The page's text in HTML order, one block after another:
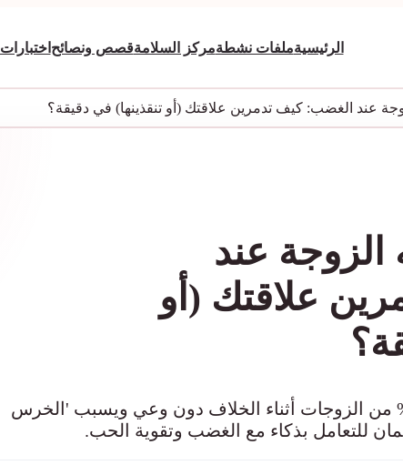
الرئيسيةملفات نشطةمركز السلامةقصص ونصائح اختبارات
عند الغضب: كيف تدمرين علاقتك (أو تنقذينها) في دقيقة؟
الزوجة عند
علاقتك (أو
تعرفين الخطأ الذي يرتكبه 80% من الزوجات أثناء الخلاف دون وعي ويسبب 'الخرس
للتعامل بذكاء مع الغضب وتقوية الحب.